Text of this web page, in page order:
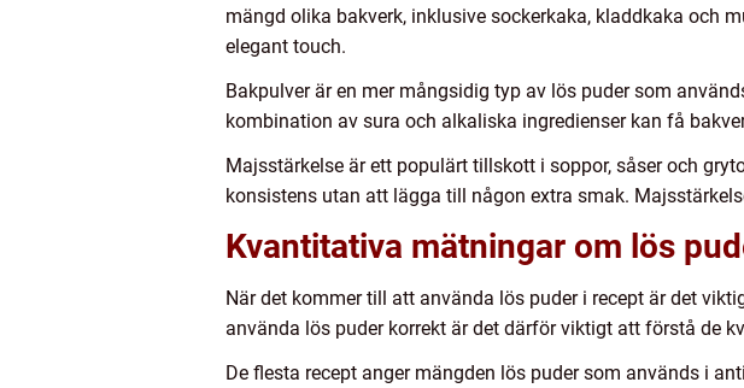
mängd olika bakverk, inklusive sockerkaka, kladdkaka och
elegant touch.
Bakpulver är en mer mångsidig typ av lös puder som
kombination av sura och alkaliska ingredienser kan få
Majsstärkelse är ett populärt tillskott i soppor, såser och
konsistens utan att lägga till någon extra smak.
Kvantitativa mätningar om lös
När det kommer till att använda lös puder i recept är det
använda lös puder korrekt är det därför viktigt att förstå de
De flesta recept anger mängden lös puder som används i